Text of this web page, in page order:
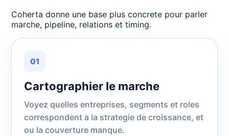
Coherta donne une base plus concrete pour parler
marche, pipeline, relations et timing.
01
Cartographier le marche
Voyez quelles entreprises, segments et roles
correspondent a la strategie de croissance, et
ou la couverture manque.